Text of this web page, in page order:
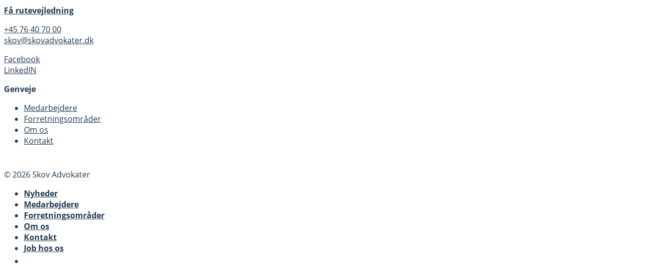
Få rutevejledning
+45 76 40 70 00
skov@skovadvokater.dk
Facebook
LinkedIN
Genveje
Medarbejdere
Forretningsområder
Om os
Kontakt
© 2026 Skov Advokater
Nyheder
Medarbejdere
Forretningsområder
Om os
Kontakt
Job hos os